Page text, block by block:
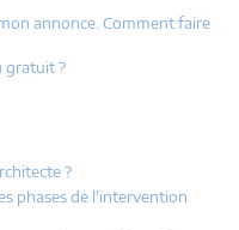
annonce. Comment faire
gratuit ?
?
phases de l'intervention